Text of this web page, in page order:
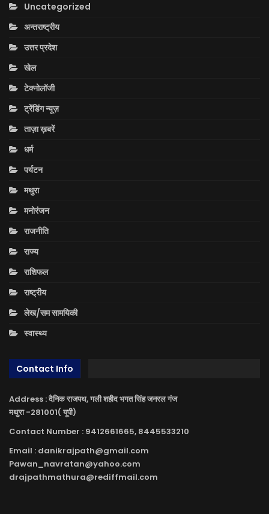
Uncategorized
अन्तराष्ट्रीय
उत्तर प्रदेश
खेल
टेक्नोलॉजी
ट्रेंडिंग न्यूज़
ताज़ा ख़बरें
धर्म
पर्यटन
मथुरा
मनोरंजन
राजनीति
राज्य
राशिफल
राष्ट्रीय
लेख/सम सामयिकी
स्वास्थ्य
Contact Info
Address : दैनिक राजपथ, गली शहीद भगत सिंह जनरल गंज
मथुरा -281001( यूपी)
Contact Number : 9412661665, 8445533210
Email : danikrajpath@gmail.com
Pawan_navratan@yahoo.com
drajpathmathura@rediffmail.com